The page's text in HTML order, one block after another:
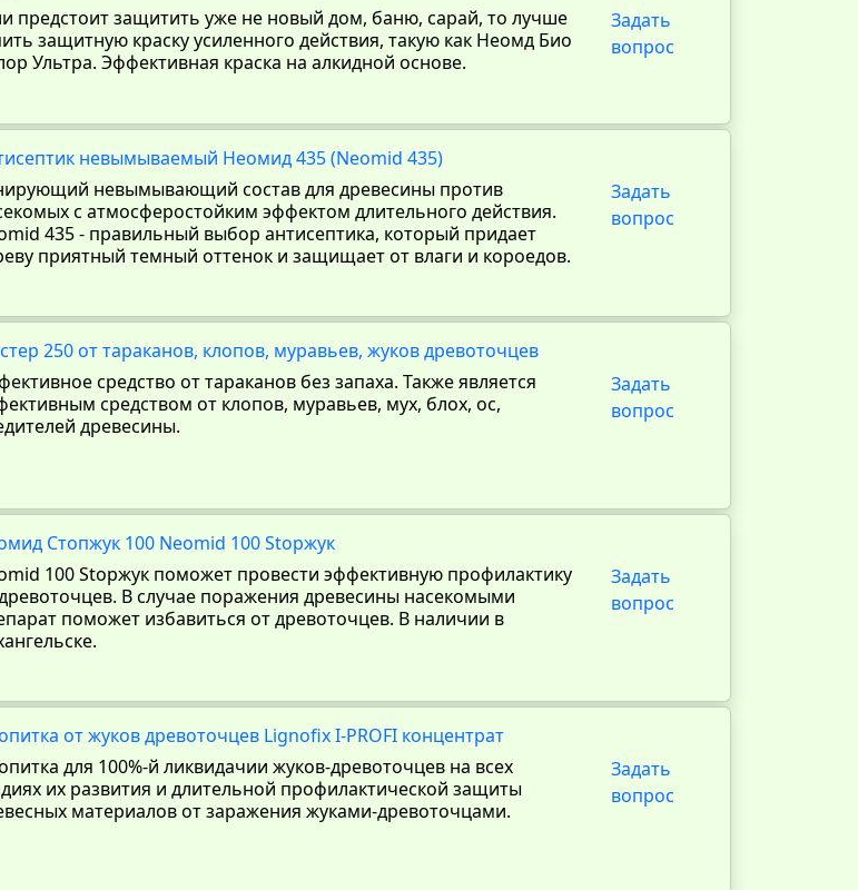
предстоит защитить уже не новый дом, баню, сарай, то лучше
защитную краску усиленного действия, такую как Неомд Био
Ультра. Эффективная краска на алкидной основе.
Задать
вопрос
невымываемый Неомид 435 (Neomid 435)
невымывающий состав для древесины против
с атмосферостойким эффектом длительного действия.
435 - правильный выбор антисептика, который придает
приятный темный оттенок и защищает от влаги и короедов.
Задать
вопрос
250 от тараканов, клопов, муравьев, жуков древоточцев
средство от тараканов без запаха. Также является
средством от клопов, муравьев, мух, блох, ос,
древесины.
Задать
вопрос
Стопжук 100 Neomid 100 Stopжук
100 Stopжук поможет провести эффективную профилактику
В случае поражения древесины насекомыми
поможет избавиться от древоточцев. В наличии в
Задать
вопрос
от жуков древоточцев Lignofix I-PROFI концентрат
для 100%-й ликвидачии жуков-древоточцев на всех
их развития и длительной профилактической защиты
материалов от заражения жуками-древоточцами.
Задать
вопрос